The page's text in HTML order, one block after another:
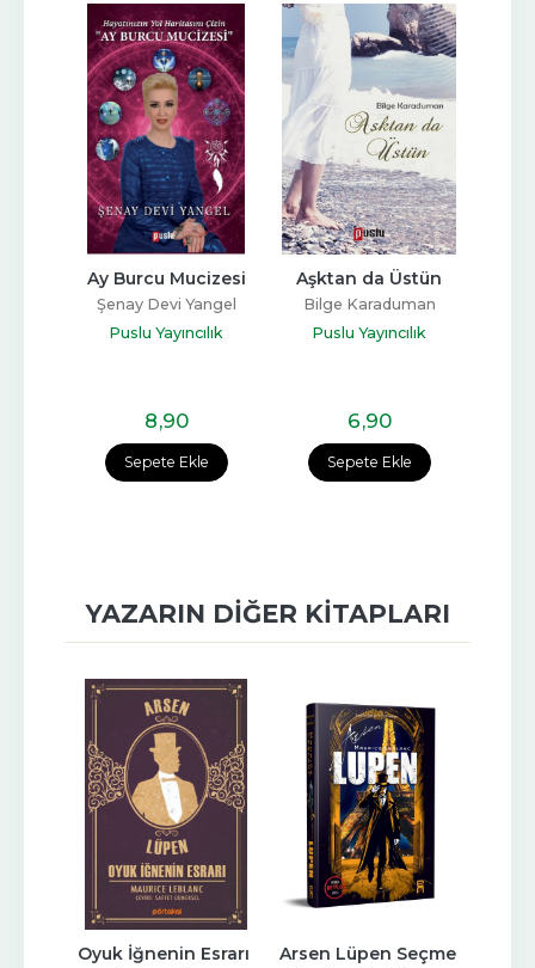
Sepete Ekle
Ay Burcu Mucizesi
Şenay Devi Yangel
Puslu Yayıncılık
8,90
Sepete Ekle
Aşktan da Üstün
Bilge Karaduman
Puslu Yayıncılık
6,90
YAZARIN DIĞER KITAPLARI
Oyuk İğnenin Esrarı
Arsen Lüpen Seçme